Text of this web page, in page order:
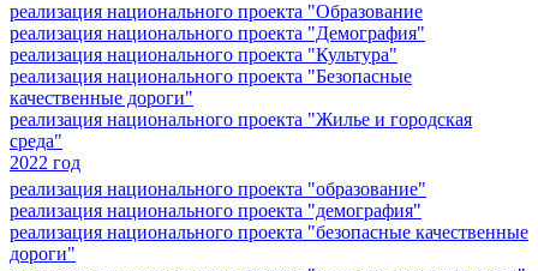
реализация национального проекта "Образование
реализация национального проекта "Демография"
реализация национального проекта "Культура"
реализация национального проекта "Безопасные
качественные дороги"
реализация национального проекта "Жилье и городская
среда"
2022 год
реализация национального проекта "образование"
реализация национального проекта "демография"
реализация национального проекта "безопасные качественные
дороги"